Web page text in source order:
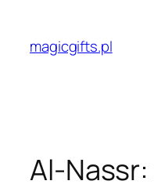
treścimagicgifts.pl
Al-